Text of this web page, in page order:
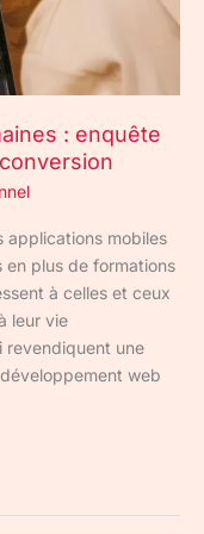
: enquête
applications mobiles
en plus de formations
à celles et ceux
leur vie
revendiquent une
web